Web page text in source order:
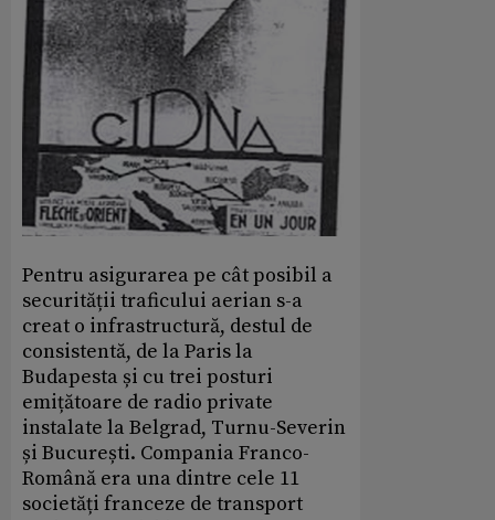
Pentru asigurarea pe cât posibil a
securității traficului aerian s-a
creat o infrastructură, destul de
consistentă, de la Paris la
Budapesta și cu trei posturi
emițătoare de radio private
instalate la Belgrad, Turnu-Severin
și București. Compania Franco-
Română era una dintre cele 11
societăți franceze de transport